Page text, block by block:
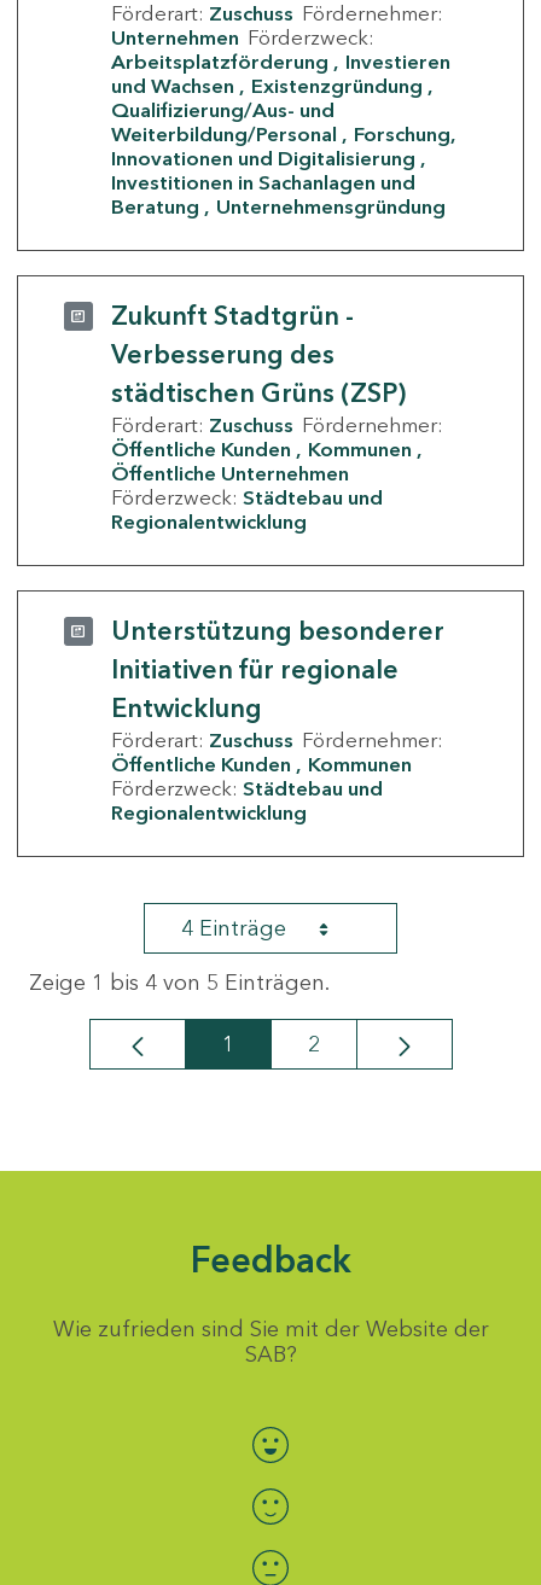
Förderart: Zuschuss Fördernehmer:
Unternehmen Förderzweck:
Arbeitsplatzförderung
Investieren
und Wachsen
Existenzgründung
Qualifizierung/Aus- und
Weiterbildung/Personal
Forschung,
Innovationen und Digitalisierung
Investitionen in Sachanlagen und
Beratung
Unternehmensgründung
Zukunft Stadtgrün -
Verbesserung des
städtischen Grüns (ZSP)
Förderart: Zuschuss Fördernehmer:
Öffentliche Kunden
Kommunen
Öffentliche Unternehmen
Förderzweck: Städtebau und
Regionalentwicklung
Unterstützung besonderer
Initiativen für regionale
Entwicklung
Förderart: Zuschuss Fördernehmer:
Öffentliche Kunden
Kommunen
Förderzweck: Städtebau und
Regionalentwicklung
4 Einträge
Zeige 1 bis 4 von 5 Einträgen.
Seite
1 Seite
2
Feedback
Wie zufrieden sind Sie mit der Website der
SAB?
Bewertung auswählen